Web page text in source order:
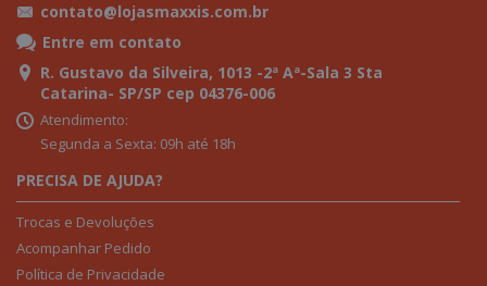
contato@lojasmaxxis.com.br
Entre em contato
R. Gustavo da Silveira, 1013 -2ª Aª-Sala 3 Sta
Catarina- SP/SP cep 04376-006
Atendimento:
Segunda a Sexta: 09h até 18h
PRECISA DE AJUDA?
Trocas e Devoluções
Acompanhar Pedido
Política de Privacidade